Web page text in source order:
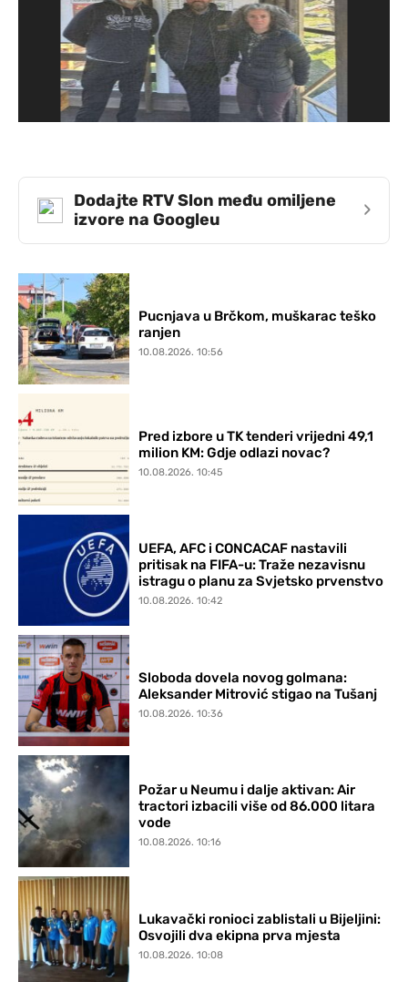
Dodajte RTV Slon među omiljene
izvore na Googleu
›
Pucnjava u Brčkom, muškarac teško
ranjen
10.08.2026. 10:56
Pred izbore u TK tenderi vrijedni 49,1
milion KM: Gdje odlazi novac?
10.08.2026. 10:45
UEFA, AFC i CONCACAF nastavili
pritisak na FIFA-u: Traže nezavisnu
istragu o planu za Svjetsko prvenstvo
10.08.2026. 10:42
Sloboda dovela novog golmana:
Aleksander Mitrović stigao na Tušanj
10.08.2026. 10:36
Požar u Neumu i dalje aktivan: Air
tractori izbacili više od 86.000 litara
vode
10.08.2026. 10:16
Lukavački ronioci zablistali u Bijeljini:
Osvojili dva ekipna prva mjesta
10.08.2026. 10:08